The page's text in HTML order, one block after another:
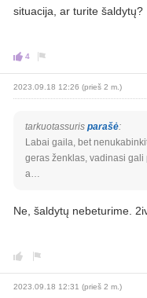
situacija, ar turite šaldytų?
4
2023.09.18 12:26 (prieš 2 m.)
tarkuotassuris parašė:
Labai gaila, bet
geras ženklas, vadinasi gali
a…
Ne, šaldytų nebeturime.
2023.09.18 12:31 (prieš 2 m.)